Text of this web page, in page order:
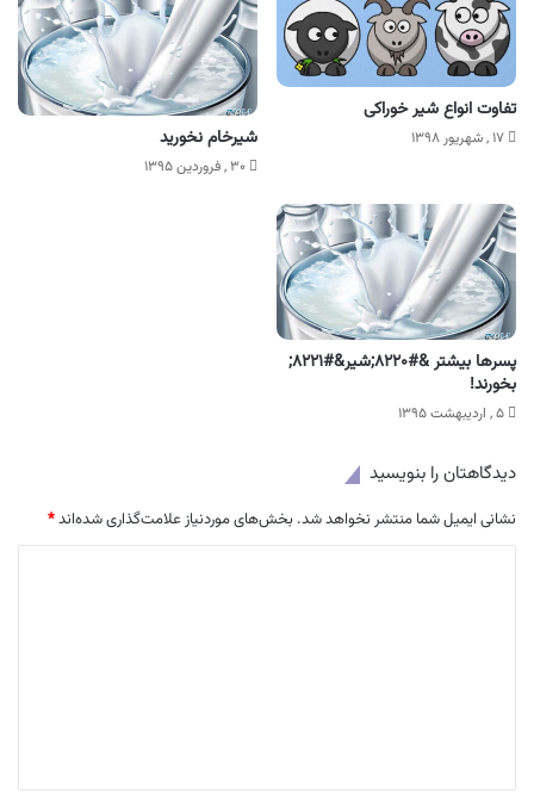
تفاوت انواع شیر خوراکی
۱۷ , شهریور ۱۳۹۸ شیرخام نخورید
۳۰ , فروردین ۱۳۹۵
پسرها بیشتر &#۸۲۲۰;شیر&#۸۲۲۱;
بخورند!
۵ , اردیبهشت ۱۳۹۵
دیدگاهتان را بنویسید
نشانی ایمیل شما منتشر نخواهد شد. بخش‌های موردنیاز علامت‌گذاری شده‌اند*